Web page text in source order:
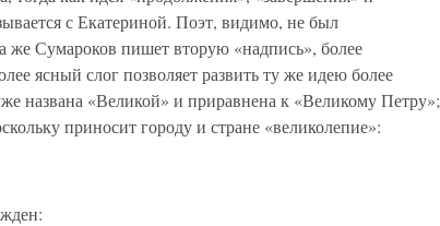
с Екатериной. Поэт, видимо, не был
же Сумароков пишет вторую «надпись», более
ясный слог позволяет развить ту же идею более
названа «Великой» и приравнена к «Великому Петру»;
приносит городу и стране «великолепие»: